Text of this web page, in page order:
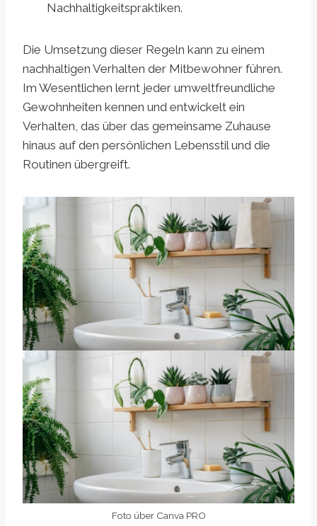
Nachhaltigkeitspraktiken.
Die Umsetzung dieser Regeln kann zu einem
nachhaltigen Verhalten der Mitbewohner führen.
Im Wesentlichen lernt jeder umweltfreundliche
Gewohnheiten kennen und entwickelt ein
Verhalten, das über das gemeinsame Zuhause
hinaus auf den persönlichen Lebensstil und die
Routinen übergreift.
Foto über Canva PRO